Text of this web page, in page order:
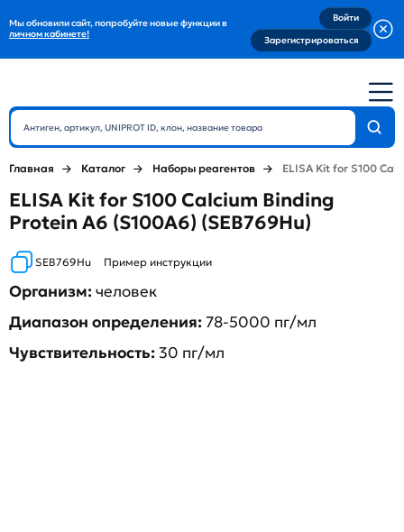
Мы обновили сайт, попробуйте новые функции в
личном кабинете!
Войти
Зарегистрироваться
Главная Каталог Наборы реагентов ELISA Kit for S100
ELISA Kit for S100 Calcium Binding
Protein A6 (S100A6) (SEB769Hu)
SEB769Hu Пример инструкции
Организм:человек
Диапазон определения:78-5000 пг/мл
Чувствительность:30 пг/мл